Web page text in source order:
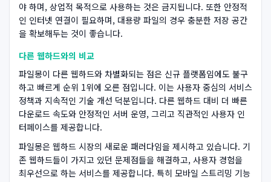
야 하며, 상업적 목적으로 사용하는 것은 금지됩니다. 또한 안정적
인 인터넷 연결이 필요하며, 대용량 파일의 경우 충분한 저장 공간
을 확보해두는 것이 좋습니다.
다른 웹하드와의 비교
파일몽이 다른 웹하드와 차별화되는 점은 신규 플랫폼임에도 불구
하고 빠르게 순위 1위에 오른 점입니다. 이는 사용자 중심의 서비스
정책과 지속적인 기술 개선 덕분입니다. 다른 웹하드 대비 더 빠른
다운로드 속도와 안정적인 서버 운영, 그리고 직관적인 사용자 인
터페이스를 제공합니다.
파일몽은 웹하드 시장의 새로운 패러다임을 제시하고 있습니다. 기
존 웹하드들이 가지고 있던 문제점들을 해결하고, 사용자 경험을
최우선으로 하는 서비스를 제공합니다. 특히 모바일 스트리밍 기능